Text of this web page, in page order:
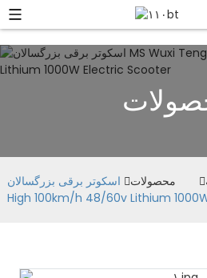
محصولات
اسکوتر برقی بزرگسالان MS Wuxi Tenghui
High 100km/h 48/60v Lithium